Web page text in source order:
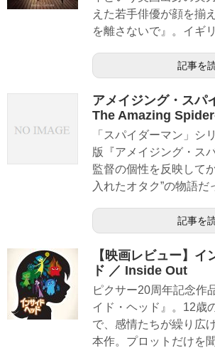
えた若手俳優が顔を揃
を離さないで』。イギ
記事を
アメイジング・スパ
The Amazing
「スパイダーマン」シ
版『アメイジング・ス
監督の個性を反映して
入れたオタク”の物語だ
記事を
【映画レビュー】イ
ド ／ Inside Out
ピクサー20周年記念作
イド・ヘッド』。12歳
で、感情たちが繰り広
本作。プロットだけを